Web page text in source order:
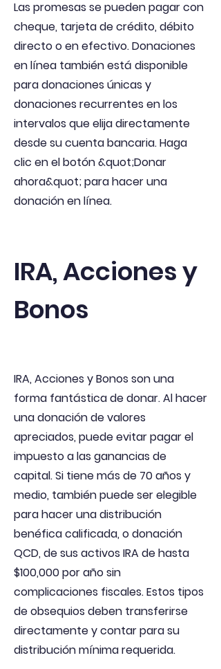
Las promesas se pueden pagar con
cheque, tarjeta de crédito, débito
directo o en efectivo. Donaciones
en línea también está disponible
para donaciones únicas y
donaciones recurrentes en los
intervalos que elija directamente
desde su cuenta bancaria. Haga
clic en el botón &quot;Donar
ahora&quot; para hacer una
donación en línea.
IRA, Acciones y
Bonos
IRA, Acciones y Bonos son una
forma fantástica de donar. Al hacer
una donación de valores
apreciados, puede evitar pagar el
impuesto a las ganancias de
capital. Si tiene más de 70 años y
medio, también puede ser elegible
para hacer una distribución
benéfica calificada, o donación
QCD, de sus activos IRA de hasta
$100,000 por año sin
complicaciones fiscales. Estos tipos
de obsequios deben transferirse
directamente y contar para su
distribución mínima requerida.